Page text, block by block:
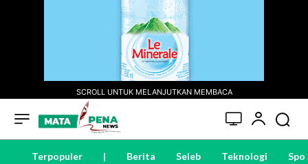
SCROLL UNTUK MELANJUTKAN MEMBACA
Terpopuler | Berita Seleb Teknologi